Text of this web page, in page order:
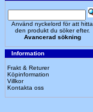
Använd nyckelord för att hitta
den produkt du söker efter.
Avancerad sökning
Information
Frakt & Returer
Köpinformation
Villkor
Kontakta oss